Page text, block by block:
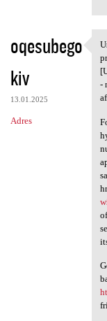
oqesubego
kiv
13.01.2025
Adres
-